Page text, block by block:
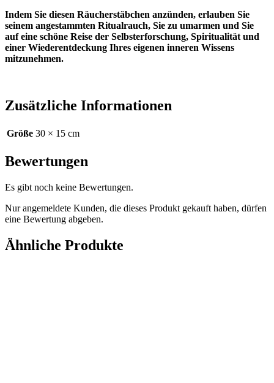
Indem Sie diesen Räucherstäbchen anzünden, erlauben Sie
seinem angestammten Ritualrauch, Sie zu umarmen und Sie
auf eine schöne Reise der Selbsterforschung, Spiritualität und
einer Wiederentdeckung Ihres eigenen inneren Wissens
mitzunehmen.
Zusätzliche Informationen
Größe 30 × 15 cm
Bewertungen
Es gibt noch keine Bewertungen.
Nur angemeldete Kunden, die dieses Produkt gekauft haben, dürfen
eine Bewertung abgeben.
Ähnliche Produkte